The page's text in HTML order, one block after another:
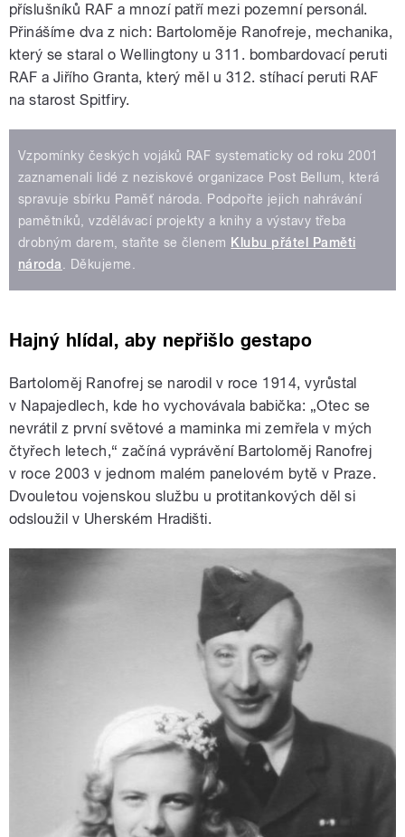
příslušníků RAF a mnozí patří mezi pozemní personál.
Přinášíme dva z nich: Bartoloměje Ranofreje, mechanika,
který se staral o Wellingtony u 311. bombardovací peruti
RAF a Jiřího Granta, který měl u 312. stíhací peruti RAF
na starost Spitfiry.
Vzpomínky českých vojáků RAF systematicky od roku 2001
zaznamenali lidé z neziskové organizace Post Bellum‚ která
spravuje sbírku Paměť národa. Podpořte jejich nahrávání
pamětníků, vzdělávací projekty a knihy a výstavy třeba
drobným darem, staňte se členem Klubu přátel Paměti
národa. Děkujeme.
Hajný hlídal, aby nepřišlo gestapo
Bartoloměj Ranofrej se narodil v roce 1914, vyrůstal
v Napajedlech, kde ho vychovávala babička: „Otec se
nevrátil z první světové a maminka mi zemřela v mých
čtyřech letech,“ začíná vyprávění Bartoloměj Ranofrej
v roce 2003 v jednom malém panelovém bytě v Praze.
Dvouletou vojenskou službu u protitankových děl si
odsloužil v Uherském Hradišti.